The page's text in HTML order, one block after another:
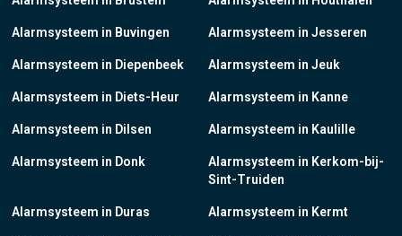
Alarmsysteem in Buvingen
Alarmsysteem in Diepenbeek
Alarmsysteem in Diets-Heur
Alarmsysteem in Dilsen
Alarmsysteem in Donk
Alarmsysteem in Duras
Alarmsysteem in Jesseren
Alarmsysteem in Jeuk
Alarmsysteem in Kanne
Alarmsysteem in Kaulille
Alarmsysteem in Kerkom-bij-
Sint-Truiden
Alarmsysteem in Kermt